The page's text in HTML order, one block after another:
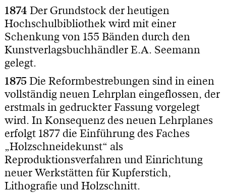
1874 Der Grundstock der heutigen
Hochschulbibliothek wird mit einer
Schenkung von 155 Bänden durch den
Kunstverlagsbuchhändler E.A. Seemann
gelegt.
1875Die Reformbestrebungen sind in einen
vollständig neuen Lehrplan eingeflossen, der
erstmals in gedruckter Fassung vorgelegt
wird. In Konsequenz des neuen Lehrplanes
erfolgt 1877 die Einführung des Faches
„Holzschneidekunst“ als
Reproduktionsverfahren und Einrichtung
neuer Werkstätten für Kupferstich,
Lithografie und Holzschnitt.